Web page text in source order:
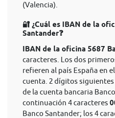
(Valencia).
🔐 ¿Cuál es IBAN de la
Santander❓
IBAN de la oficina 5687
caracteres. Los dos
refieren al país España en
cuenta. 2 dígitos
de la cuenta bancaria
continuación 4 caracteres
Banco Santander; los 4